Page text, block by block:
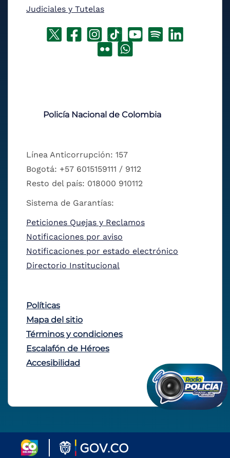
Judiciales y Tutelas
Policía Nacional de Colombia
Línea Anticorrupción: 157
Bogotá: +57 6015159111 / 9112
Resto del país: 018000 910112
Sistema de Garantías:
Peticiones Quejas y Reclamos
Notificaciones por aviso
Notificaciones por estado electrónico
Directorio Institucional
Políticas
Mapa del sitio
Términos y condiciones
Escalafón de Héroes
Accesibilidad